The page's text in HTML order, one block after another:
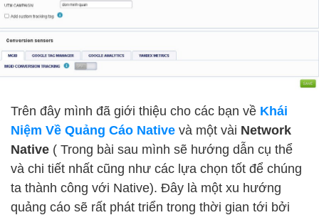
Trên đây mình đã giới thiệu cho các bạn về Khái
Niệm Về Quảng Cáo Native và một vài Network
Native ( Trong bài sau mình sẽ hướng dẫn cụ thể
và chi tiết nhất cũng như các lựa chọn tốt để chúng
ta thành công với Native). Đây là một xu hướng
quảng cáo sẽ rất phát triển trong thời gian tới bởi